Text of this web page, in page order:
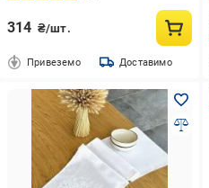
314 ₴/шт.
Привеземо Доставимо